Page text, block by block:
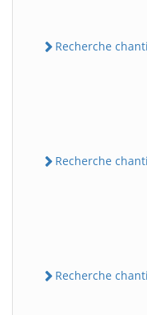
Recherche
Recherche
Recherche